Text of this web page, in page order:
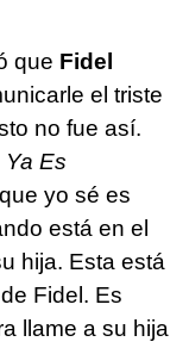
que Fidel
el triste
no fue así.
Ya Es
yo sé es
está en el
hija. Esta está
Fidel. Es
llame a su hija